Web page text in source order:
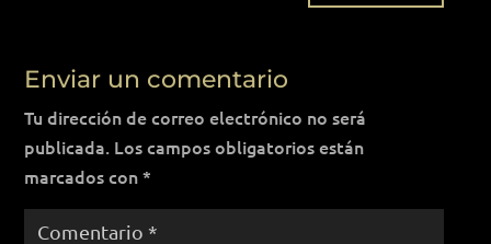
Enviar un comentario
Tu dirección de correo electrónico no será
publicada. Los campos obligatorios están
marcados con*